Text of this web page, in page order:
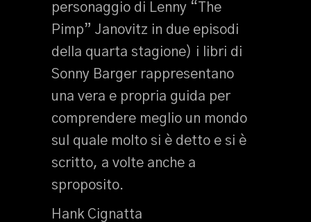
personaggio di Lenny “The
Pimp” Janovitz in due episodi
della quarta stagione) i libri di
Sonny Barger rappresentano
una vera e propria guida per
comprendere meglio un mondo
sul quale molto si è detto e si è
scritto, a volte anche a
sproposito.
Hank Cignatta